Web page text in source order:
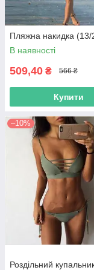
Пляжна накидка (13/
В наявності
509,40 ₴ 566 ₴
Купити
–10%
Роздільний